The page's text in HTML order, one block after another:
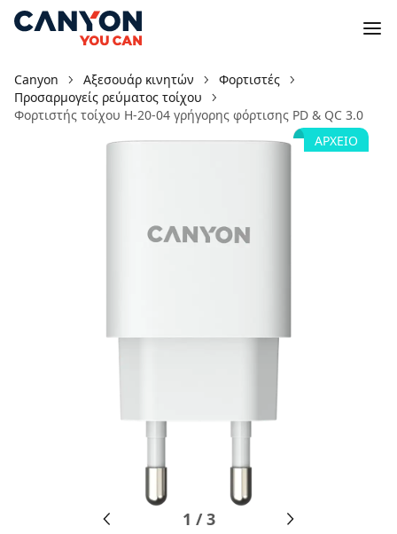
Canyon Αξεσουάρ κινητών
Φορτιστές
Προσαρμογείς ρεύματος τοίχου
Φορτιστής τοίχου H-20-04 γρήγορης φόρτισης PD & QC 3.0
ΑΡΧΕΊΟ
1 /3